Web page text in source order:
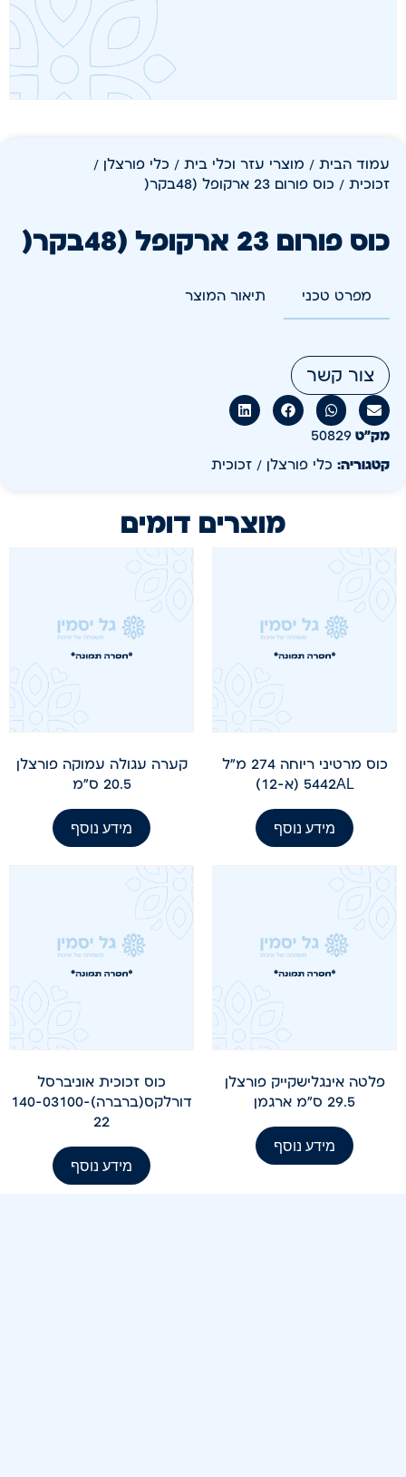
עמוד הבית / מוצרי עזר וכלי בית / כלי פורצלן /
זכוכית / כוס פורום 23 ארקופל (48בקר(
כוס פורום 23 ארקופל (48בקר(
מפרט טכני תיאור המוצר
צור קשר
מק״ט 50829
קטגוריה: כלי פורצלן / זכוכית
מוצרים דומים
כוס מרטיני ריוחה 274 מ"ל
5442AL (א-12)
מידע נוסף
קערה עגולה עמוקה פורצלן
20.5 ס"מ
מידע נוסף
פלטה אינגלישקייק פורצלן
29.5 ס"מ ארגמן
מידע נוסף
כוס זכוכית אוניברסל
דורלקס(ברברה)140-03100-
22
מידע נוסף